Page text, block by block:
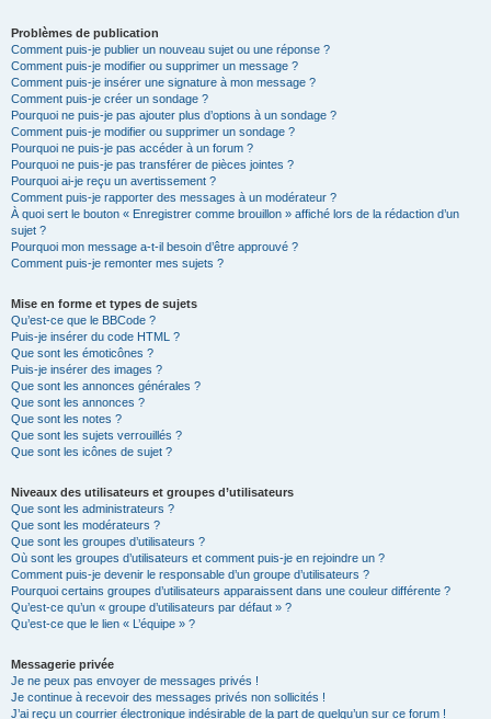
Problèmes de publication
Comment puis-je publier un nouveau sujet ou une réponse ?
Comment puis-je modifier ou supprimer un message ?
Comment puis-je insérer une signature à mon message ?
Comment puis-je créer un sondage ?
Pourquoi ne puis-je pas ajouter plus d’options à un sondage ?
Comment puis-je modifier ou supprimer un sondage ?
Pourquoi ne puis-je pas accéder à un forum ?
Pourquoi ne puis-je pas transférer de pièces jointes ?
Pourquoi ai-je reçu un avertissement ?
Comment puis-je rapporter des messages à un modérateur ?
À quoi sert le bouton « Enregistrer comme brouillon » affiché lors de la rédaction d’un
sujet ?
Pourquoi mon message a-t-il besoin d’être approuvé ?
Comment puis-je remonter mes sujets ?
Mise en forme et types de sujets
Qu’est-ce que le BBCode ?
Puis-je insérer du code HTML ?
Que sont les émoticônes ?
Puis-je insérer des images ?
Que sont les annonces générales ?
Que sont les annonces ?
Que sont les notes ?
Que sont les sujets verrouillés ?
Que sont les icônes de sujet ?
Niveaux des utilisateurs et groupes d’utilisateurs
Que sont les administrateurs ?
Que sont les modérateurs ?
Que sont les groupes d’utilisateurs ?
Où sont les groupes d’utilisateurs et comment puis-je en rejoindre un ?
Comment puis-je devenir le responsable d’un groupe d’utilisateurs ?
Pourquoi certains groupes d’utilisateurs apparaissent dans une couleur différente ?
Qu’est-ce qu’un « groupe d’utilisateurs par défaut » ?
Qu’est-ce que le lien « L’équipe » ?
Messagerie privée
Je ne peux pas envoyer de messages privés !
Je continue à recevoir des messages privés non sollicités !
J’ai reçu un courrier électronique indésirable de la part de quelqu’un sur ce forum !